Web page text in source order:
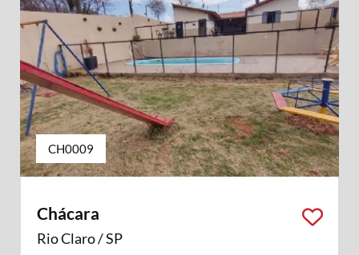
CH0009
Chácara
Rio Claro / SP